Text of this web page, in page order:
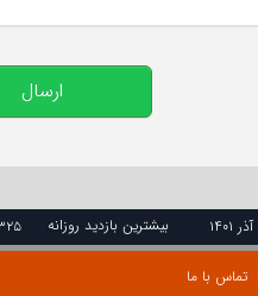
ارسال
بیشترین بازدید روزانه
تماس با ما